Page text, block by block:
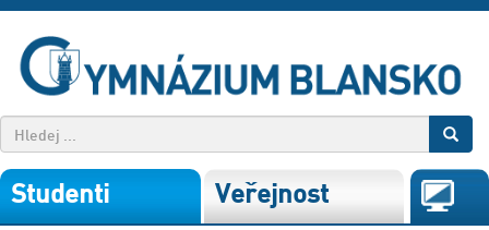
Studenti Veřejnost